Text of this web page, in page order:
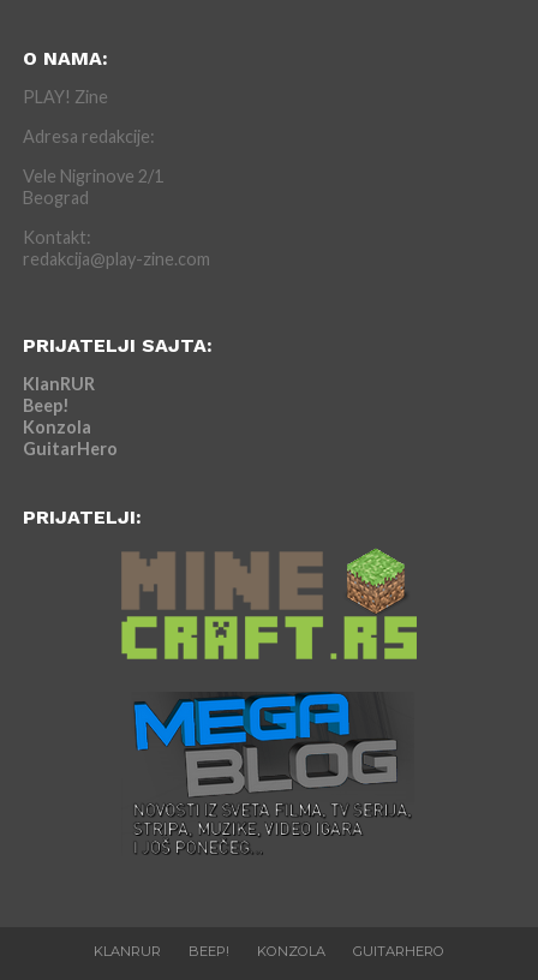
O NAMA:
PLAY! Zine
Adresa redakcije:
Vele Nigrinove 2/1
Beograd
Kontakt:
redakcija@play-zine.com
PRIJATELJI SAJTA:
KlanRUR
Beep!
Konzola
GuitarHero
PRIJATELJI:
KLANRUR BEEP! KONZOLA GUITARHERO